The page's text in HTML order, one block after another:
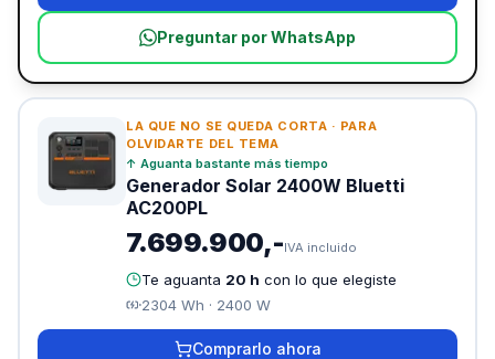
Preguntar por WhatsApp
LA QUE NO SE QUEDA CORTA · PARA
OLVIDARTE DEL TEMA
↑ Aguanta bastante más tiempo
Generador Solar 2400W Bluetti
AC200PL
7.699.900,-IVA incluido
Te aguanta 20 h con lo que elegiste
2304 Wh · 2400 W
Comprarlo ahora